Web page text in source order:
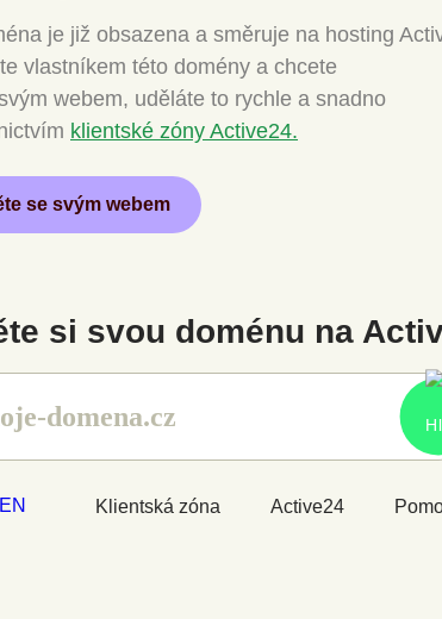
je již obsazena a směruje na hosting
vlastníkem této domény a chcete
webem, uděláte to rychle a snadno
klientské zóny Active24.
se svým webem
si svou doménu na
Klientská zóna Active24